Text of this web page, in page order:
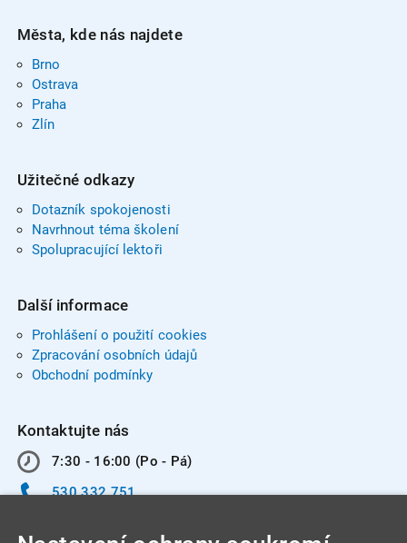
Města, kde nás najdete
Brno
Ostrava
Praha
Zlín
Užitečné odkazy
Dotazník spokojenosti
Navrhnout téma školení
Spolupracující lektoři
Další informace
Prohlášení o použití cookies
Zpracování osobních údajů
Obchodní podmínky
Kontaktujte nás
7:30 - 16:00 (Po - Pá)
530 332 751